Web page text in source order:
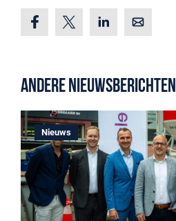
Andere nieuwsberichten
Nieuws